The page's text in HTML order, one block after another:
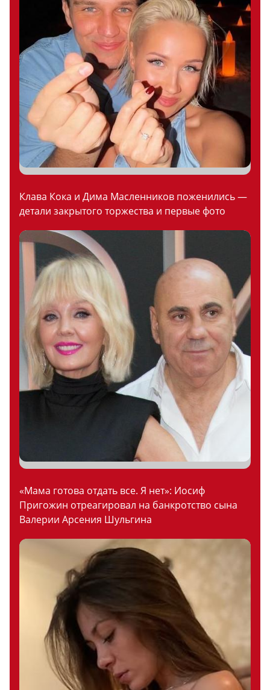
Клава Кока и Дима Масленников поженились —
детали закрытого торжества и первые фото
«Мама готова отдать все. Я нет»: Иосиф
Пригожин отреагировал на банкротство сына
Валерии Арсения Шульгина